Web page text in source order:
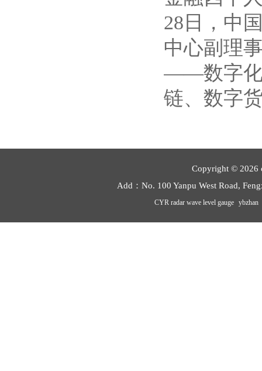
28日，中
中心副理
——数字化
链、数字
Copyright © 2026
Add：No. 100 Yanpu West Road,
CYR radar wave level gauge ybzhan